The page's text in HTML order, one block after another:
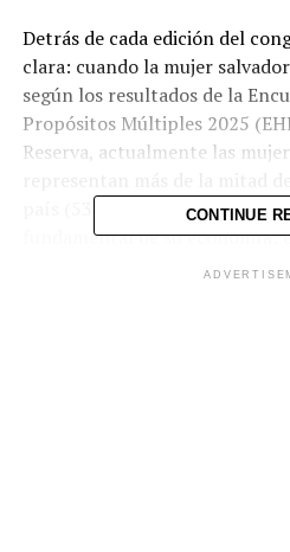
Detrás de cada edición del
clara: cuando la mujer
según los resultados de la
Propósitos Múltiples 2025
Reserva, actualmente las
país (53.3%) consolidándose
fundamental de su economía:
hogares, generan empleo y
CONTINUE